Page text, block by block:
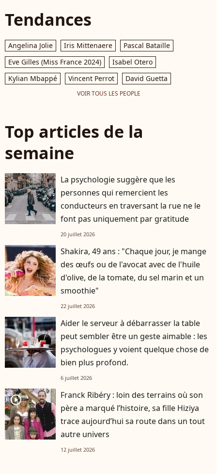
Tendances
Angelina Jolie Iris Mittenaere
Pascal Bataille
Eve Gilles (Miss France 2024)
Isabel Otero
Kylian Mbappé
Vincent Perrot David Guetta
VOIR TOUS LES PEOPLE
Top articles de la
semaine
La psychologie suggère que les
personnes qui remercient les
conducteurs en traversant la rue ne le
font pas uniquement par gratitude
20 juillet 2026
Shakira, 49 ans : "Chaque jour, je mange
des œufs ou de l'avocat avec de l'huile
d'olive, de la tomate, du sel marin et un
smoothie"
22 juillet 2026
Aider le serveur à débarrasser la table
peut sembler être un geste aimable : les
psychologues y voient quelque chose de
bien plus profond.
6 juillet 2026
player2
Franck Ribéry : loin des terrains où son
père a marqué l’histoire, sa fille Hiziya
trace aujourd’hui sa route dans un tout
autre univers
12 juillet 2026